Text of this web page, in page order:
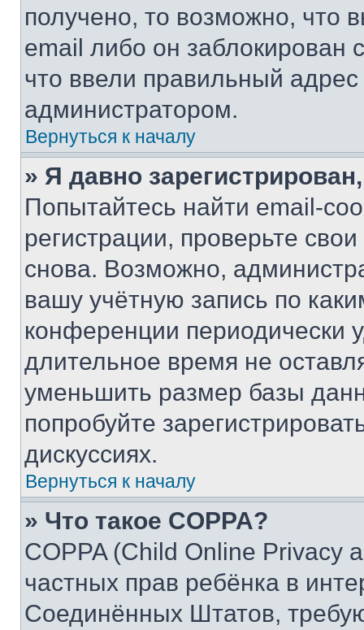
получено, то возможно, что
email либо он
что ввели правильный адрес
администратором.
Вернуться к началу
» Я давно
Попытайтесь найти email-
регистрации, проверьте
снова. Возможно,
вашу учётную запись по
конференции периодически
длительное время не
уменьшить размер базы
попробуйте
дискуссиях.
Вернуться к началу
» Что такое COPPA?
COPPA (Child Online Privacy
частных прав ребёнка в
Соединённых Штатов,